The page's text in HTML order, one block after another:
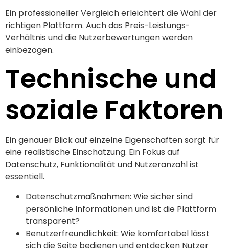
Ein professioneller Vergleich erleichtert die Wahl der
richtigen Plattform. Auch das Preis-Leistungs-
Verhältnis und die Nutzerbewertungen werden
einbezogen.
Technische und
soziale Faktoren
Ein genauer Blick auf einzelne Eigenschaften sorgt für
eine realistische Einschätzung. Ein Fokus auf
Datenschutz, Funktionalität und Nutzeranzahl ist
essentiell.
Datenschutzmaßnahmen: Wie sicher sind
persönliche Informationen und ist die Plattform
transparent?
Benutzerfreundlichkeit: Wie komfortabel lässt
sich die Seite bedienen und entdecken Nutzer